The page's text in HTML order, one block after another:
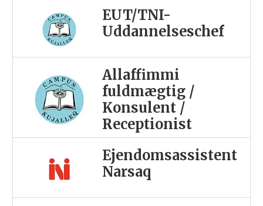
EUT/TNI-
Uddannelseschef
Allaffimmi
fuldmægtig /
Konsulent /
Receptionist
Ejendomsassistent
Narsaq